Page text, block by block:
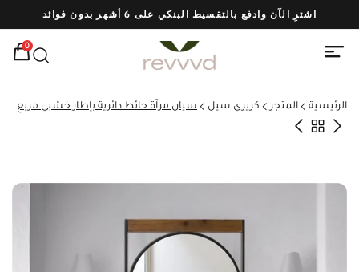
اشترِ الآن وادفع بالتقسيط البنكي على 6 أشهر بدون فوائد
0
الرئيسية المتجر كريزي سيل سيان مرآة حائط دائرية بإطار خشبي مربع